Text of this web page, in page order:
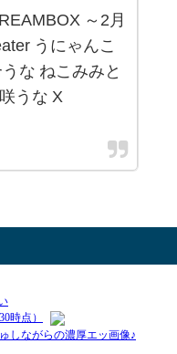
～2月
うにゃんこ
な ねこみみと
うな X